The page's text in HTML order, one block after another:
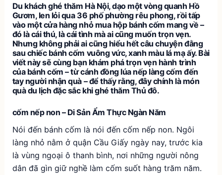
Du khách ghé thăm Hà Nội, dạo một vòng quanh Hồ
Gươm, len lỏi qua 36 phố phường rêu phong, rồi tấp
vào một cửa hàng nhỏ mua hộp bánh cốm mang về –
đó là cái thú, là cái tình mà ai cũng muốn trọn vẹn.
Nhưng không phải ai cũng hiểu hết câu chuyện đằng
sau chiếc bánh cốm vuông vức, xanh màu lá mạ ấy. Bài
viết này sẽ cùng bạn khám phá trọn vẹn hành trình
của bánh cốm – từ cánh đồng lúa nếp làng cốm đến
tay người nhận quà – để thấy rằng, đây chính là món
quà du lịch đặc sắc khi ghé thăm Thủ đô.
cốm nếp non – Di Sản Ẩm Thực Ngàn Năm
Nói đến bánh cốm là nói đến cốm nếp non. Ngôi
làng nhỏ nằm ở quận Cầu Giấy ngày nay, trước kia
là vùng ngoại ô thanh bình, nơi những người nông
dân đã gìn giữ nghề làm cốm suốt hàng trăm năm.